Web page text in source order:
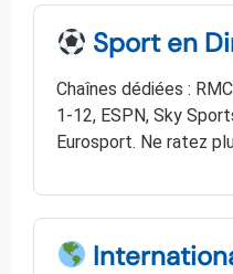
Sport en
Chaînes dédiées :
1-12, ESPN, Sky
Eurosport. Ne ratez